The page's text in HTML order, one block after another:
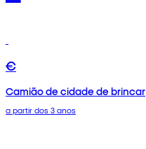
€
Camião de cidade de brincar
a partir dos 3 anos